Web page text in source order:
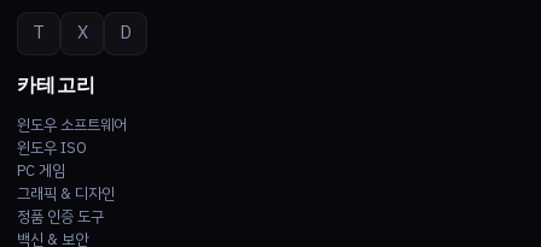
T X D
카테고리
윈도우 소프트웨어
윈도우 ISO
PC 게임
그래픽 & 디자인
정품 인증 도구
백신 & 보안